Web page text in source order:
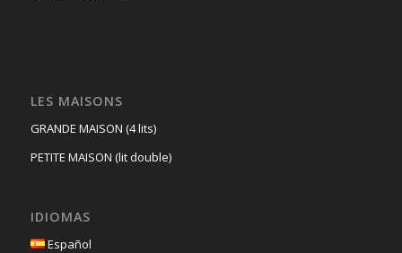
LES MAISONS
GRANDE MAISON (4 lits)
PETITE MAISON (lit double)
IDIOMAS
Español